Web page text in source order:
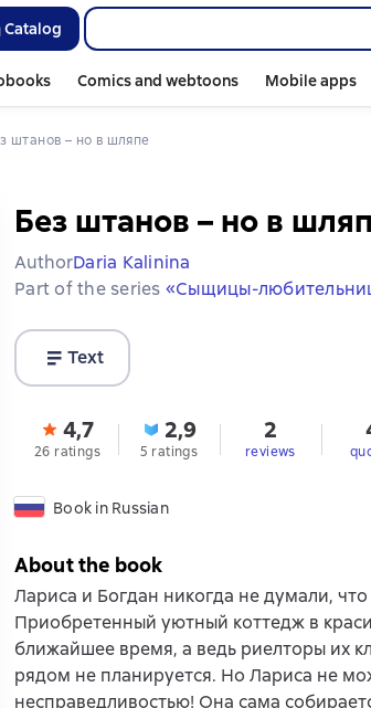
Catalog
Comics and webtoons Mobile apps
штанов – но в шляпе
Без штанов – но в
AuthorDaria Kalinina
Part of the series «Сыщицы-
Text
4,7
26 ratings
2,9
5 ratings
2
reviews
Book in Russian
About the book
Лариса и Богдан никогда не думали,
Приобретенный уютный коттедж в
ближайшее время, а ведь риелторы их
рядом не планируется. Но Лариса не
несправедливостью! Она сама